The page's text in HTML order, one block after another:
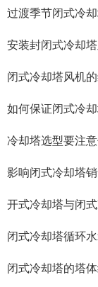
过渡季节闭式冷
安装封闭式冷却
闭式冷却塔风机
如何保证闭式冷
冷却塔选型要注意
影响闭式冷却塔
开式冷却塔与闭
闭式冷却塔循环
闭式冷却塔的塔